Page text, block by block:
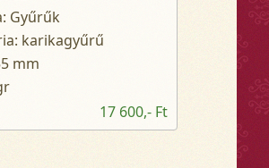
Gyűrűk
karikagyűrű
mm
17 600,- Ft